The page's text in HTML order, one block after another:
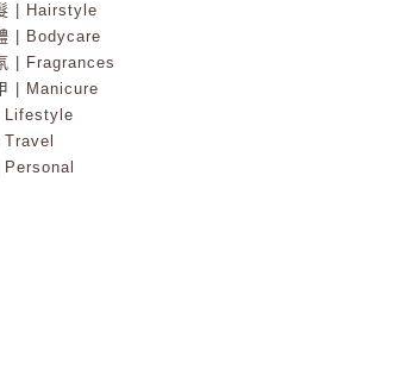
| Hairstyle
| Bodycare
| Fragrances
| Manicure
Lifestyle